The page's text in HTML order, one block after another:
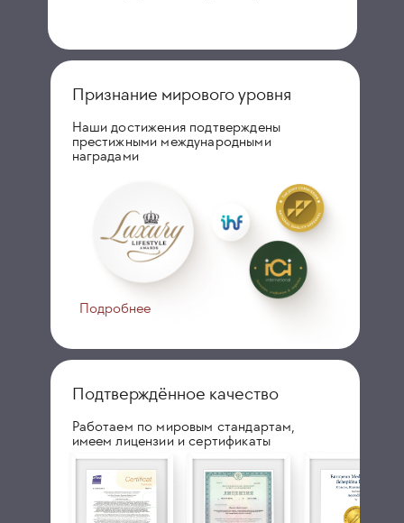
Признание мирового уровня
Наши достижения подтверждены
престижными международными
наградами
Подробнее
Подтверждённое качество
Работаем по мировым стандартам,
имеем лицензии и сертификаты